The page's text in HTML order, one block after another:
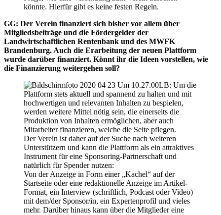
könnte. Hierfür gibt es keine festen Regeln.
GG: Der Verein finanziert sich bisher vor allem über
Mitgliedsbeiträge und die Fördergelder der
Landwirtschaftlichen Rentenbank und des MWFK
Brandenburg. Auch die Erarbeitung der neuen Plattform
wurde darüber finanziert. Könnt ihr die Ideen vorstellen, wie
die Finanzierung weitergehen soll?
LB: Um die
Plattform stets aktuell und spannend zu halten und mit
hochwertigen und relevanten Inhalten zu bespielen,
werden weitere Mittel nötig sein, die einerseits die
Produktion von Inhalten ermöglichen, aber auch
Mitarbeiter finanzieren, welche die Seite pflegen.
Der Verein ist daher auf der Suche nach weiteren
Unterstützern und kann die Plattform als ein attraktives
Instrument für eine Sponsoring-Partnerschaft und
natürlich für Spender nutzen:
Von der Anzeige in Form einer „Kachel“ auf der
Startseite oder eine redaktionelle Anzeige im Artikel-
Format, ein Interview (schriftlich, Podcast oder Video)
mit dem/der Sponsor/in, ein Expertenprofil und vieles
mehr. Darüber hinaus kann über die Mitglieder eine